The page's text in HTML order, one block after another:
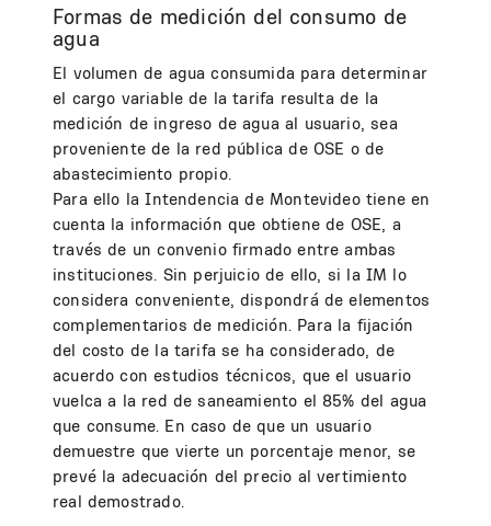
Formas de medición del consumo de
agua
El volumen de agua consumida para determinar
el cargo variable de la tarifa resulta de la
medición de ingreso de agua al usuario, sea
proveniente de la red pública de OSE o de
abastecimiento propio.
Para ello la Intendencia de Montevideo tiene en
cuenta la información que obtiene de OSE, a
través de un convenio firmado entre ambas
instituciones. Sin perjuicio de ello, si la IM lo
considera conveniente, dispondrá de elementos
complementarios de medición. Para la fijación
del costo de la tarifa se ha considerado, de
acuerdo con estudios técnicos, que el usuario
vuelca a la red de saneamiento el 85% del agua
que consume. En caso de que un usuario
demuestre que vierte un porcentaje menor, se
prevé la adecuación del precio al vertimiento
real demostrado.